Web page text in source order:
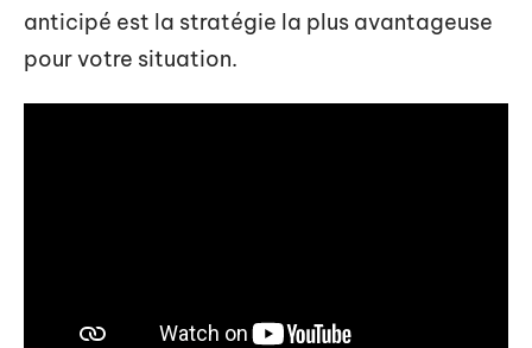
anticipé est la stratégie la plus avantageuse
pour votre situation.